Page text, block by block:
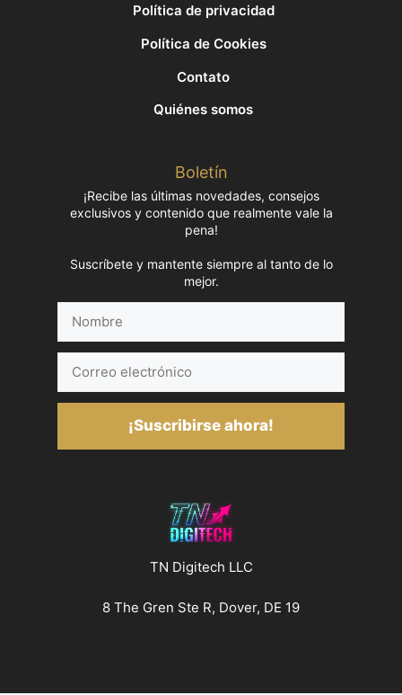
Política de privacidad
Política de Cookies
Contato
Quiénes somos
Boletín
¡Recibe las últimas novedades, consejos
exclusivos y contenido que realmente vale la
pena!
Suscríbete y mantente siempre al tanto de lo
mejor.
electrónico
¡Suscribirse ahora!
TN Digitech LLC
8 The Gren Ste R, Dover, DE 19